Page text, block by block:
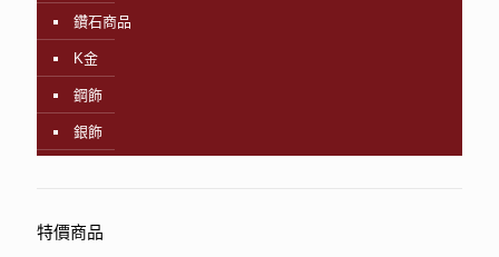
鑽石商品
K金
鋼飾
銀飾
特價商品